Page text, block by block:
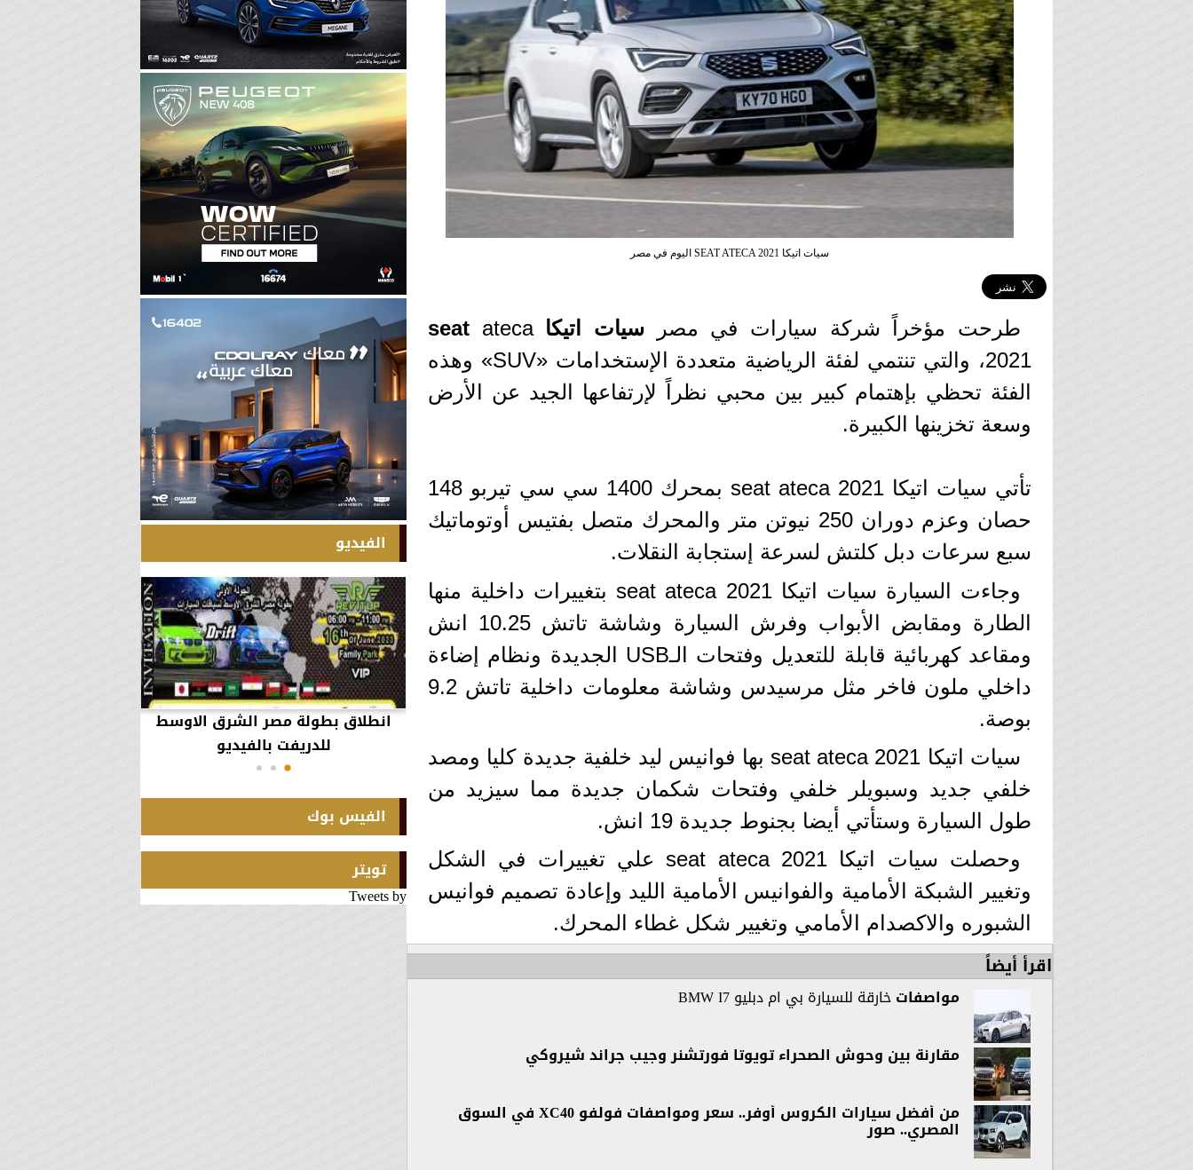
سيات اتيكا SEAT ATECA 2021 اليوم في مصر
طرحت مؤخراً شركة سيارات في مصر سيات اتيكا seat ateca
2021، والتي تنتمي لفئة الرياضية متعددة الإستخدامات «SUV» وهذه
الفئة تحظي بإهتمام كبير بين محبي نظراً لإرتفاعها الجيد عن الأرض
وسعة تخزينها الكبيرة.
تأتي سيات اتيكا seat ateca 2021 بمحرك 1400 سي سي تيربو 148
حصان وعزم دوران 250 نيوتن متر والمحرك متصل بفتيس أوتوماتيك
سبع سرعات دبل كلتش لسرعة إستجابة النقلات.
وجاءت السيارة سيات اتيكا seat ateca 2021 بتغييرات داخلية منها
الطارة ومقابض الأبواب وفرش السيارة وشاشة تاتش 10.25 انش
ومقاعد كهربائية قابلة للتعديل وفتحات الـUSB الجديدة ونظام إضاءة
داخلي ملون فاخر مثل مرسيدس وشاشة معلومات داخلية تاتش 9.2
بوصة.
سيات اتيكا seat ateca 2021 بها فوانيس ليد خلفية جديدة كليا ومصد
خلفي جديد وسبويلر خلفي وفتحات شكمان جديدة مما سيزيد من
طول السيارة وستأتي أيضا بجنوط جديدة 19 انش.
وحصلت سيات اتيكا seat ateca 2021 علي تغييرات في الشكل
وتغيير الشبكة الأمامية والفوانيس الأمامية الليد وإعادة تصميم فوانيس
الشبوره والاكصدام الأمامي وتغيير شكل غطاء المحرك.
اقرأ أيضاً
مواصفات خارقة للسيارة بي ام دبليو BMW I7
مقارنة بين وحوش الصحراء تويوتا فورتشنر وجيب جراند شيروكي
من أفضل سيارات الكروس أوفر.. سعر ومواصفات فولفو XC40 في السوق
المصري.. صور
الفيديو
السويد بعد تحركها لثوانٍ معدودة.
انطلاق بطولة مصر الشرق الاوسط
للدريفت بالفيديو
الفيس بوك
تويتر
Tweets by